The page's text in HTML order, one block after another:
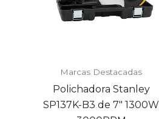
Marcas Destacadas
Polichadora Stanley
SP137K-B3 de 7″ 1300W